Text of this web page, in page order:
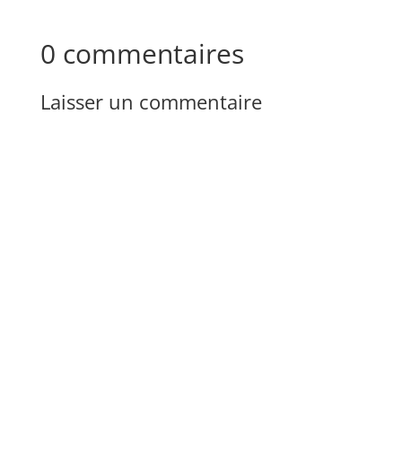
0 commentaires
Laisser un commentaire